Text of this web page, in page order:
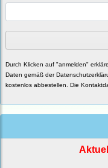
Durch Klicken auf "anmelden"
Daten gemäß der
kostenlos abbestellen. Die